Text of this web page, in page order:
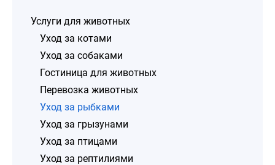
Услуги для животных
Уход за котами
Уход за собаками
Гостиница для животных
Перевозка животных
Уход за рыбками
Уход за грызунами
Уход за птицами
Уход за рептилиями